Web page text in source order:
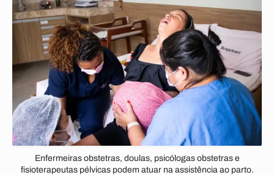
Enfermeiras obstetras, doulas, psicólogas obstetras e
fisioterapeutas pélvicas podem atuar na assistência ao parto.